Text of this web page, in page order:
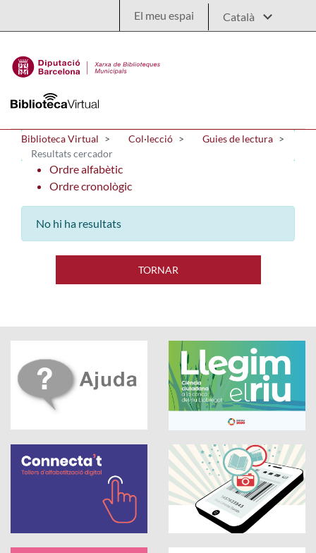
El meu espai
Biblioteca Virtual Col·lecció
Guies de lectura
Resultats cercador
Ordre alfabètic
Ordre cronològic
No hi ha resultats
TORNAR